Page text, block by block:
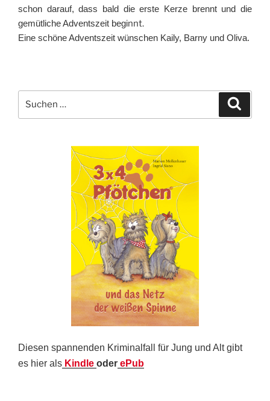
schon darauf, dass bald die erste Kerze brennt und die
gemütliche Adventszeit beginnt.
Eine schöne Adventszeit wünschen Kaily, Barny und Oliva.
nach:
Diesen spannenden Kriminalfall für Jung und Alt gibt
es hier als Kindle oder ePub